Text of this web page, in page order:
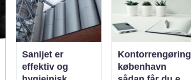
Sanijet er
effektiv og
Kontorrengøring
københavn